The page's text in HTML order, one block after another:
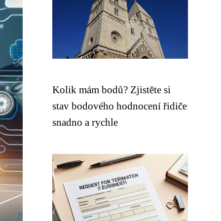
Kolik mám bodů? Zjistěte si
stav bodového hodnocení řidiče
snadno a rychle